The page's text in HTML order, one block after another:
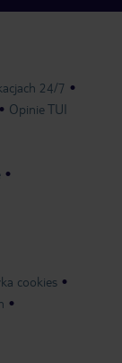
24/7
Opinie TUI
cookies